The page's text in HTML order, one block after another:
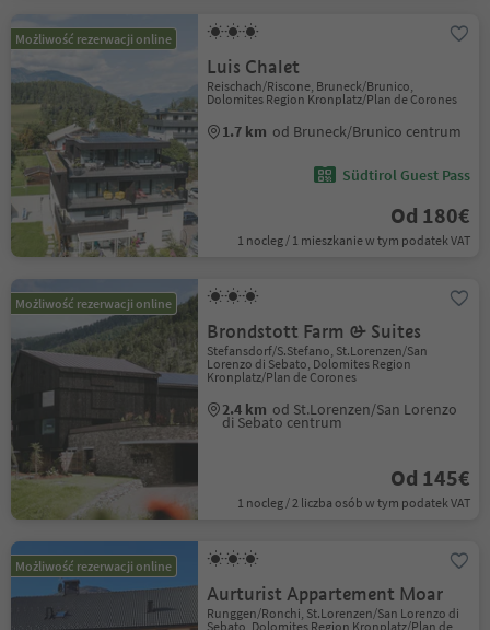
Możliwość rezerwacji online
Luis Chalet
Reischach/Riscone, Bruneck/Brunico,
Dolomites Region Kronplatz/Plan de Corones
1.7 km od Bruneck/Brunico centrum
Südtirol Guest Pass
Od 180€
1 nocleg / 1 mieszkanie w tym podatek VAT
Możliwość rezerwacji online
Brondstott Farm & Suites
Stefansdorf/S.Stefano, St.Lorenzen/San
Lorenzo di Sebato, Dolomites Region
Kronplatz/Plan de Corones
2.4 km od St.Lorenzen/San Lorenzo
di Sebato centrum
Od 145€
1 nocleg / 2 liczba osób w tym podatek VAT
Możliwość rezerwacji online
Aurturist Appartement Moar
Runggen/Ronchi, St.Lorenzen/San Lorenzo di
Sebato, Dolomites Region Kronplatz/Plan de